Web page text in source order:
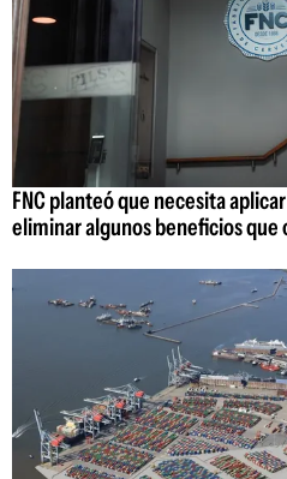
FNC planteó que necesita
eliminar algunos beneficios que